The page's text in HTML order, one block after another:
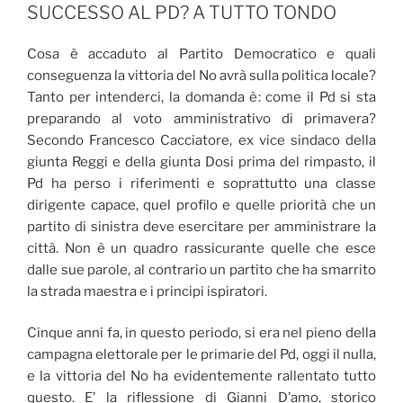
SUCCESSO AL PD? A TUTTO TONDO
Cosa è accaduto al Partito Democratico e quali
conseguenza la vittoria del No avrà sulla politica locale?
Tanto per intenderci, la domanda è: come il Pd si sta
preparando al voto amministrativo di primavera?
Secondo Francesco Cacciatore, ex vice sindaco della
giunta Reggi e della giunta Dosi prima del rimpasto, il
Pd ha perso i riferimenti e soprattutto una classe
dirigente capace, quel profilo e quelle priorità che un
partito di sinistra deve esercitare per amministrare la
città. Non è un quadro rassicurante quelle che esce
dalle sue parole, al contrario un partito che ha smarrito
la strada maestra e i principi ispiratori.
Cinque anni fa, in questo periodo, si era nel pieno della
campagna elettorale per le primarie del Pd, oggi il nulla,
e la vittoria del No ha evidentemente rallentato tutto
questo. E’ la riflessione di Gianni D’amo, storico